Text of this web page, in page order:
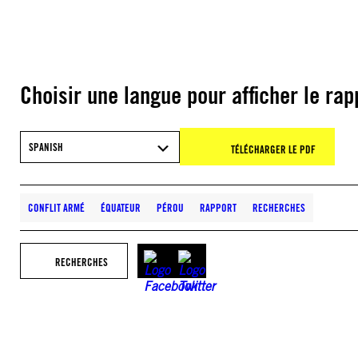
Choisir une langue pour afficher le
SPANISH TÉLÉCHARGER LE PDF
CONFLIT ARMÉ ÉQUATEUR PÉROU RAPPORT RECHERCHES
RECHERCHES